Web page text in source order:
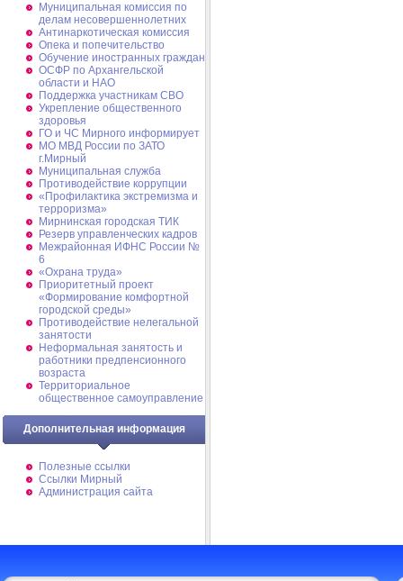
Муниципальная комиссия по
делам несовершеннолетних
Антинаркотическая комиссия
Опека и попечительство
Обучение иностранных граждан
ОСФР по Архангельской
области и НАО
Поддержка участникам СВО
Укрепление общественного
здоровья
ГО и ЧС Мирного информирует
МО МВД России по ЗАТО
г.Мирный
Муниципальная cлужба
Противодействие коррупции
«Профилактика экстремизма и
терроризма»
Мирнинская городская ТИК
Резерв управленческих кадров
Межрайонная ИФНС России №
6
«Охрана труда»
Приоритетный проект
«Формирование комфортной
городской среды»
Противодействие нелегальной
занятости
Неформальная занятость и
работники предпенсионного
возраста
Территориальное
общественное самоуправление
Дополнительная информация
Полезные ссылки
Ссылки Мирный
Администрация сайта